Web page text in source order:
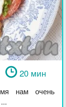
20 мин
нам очень